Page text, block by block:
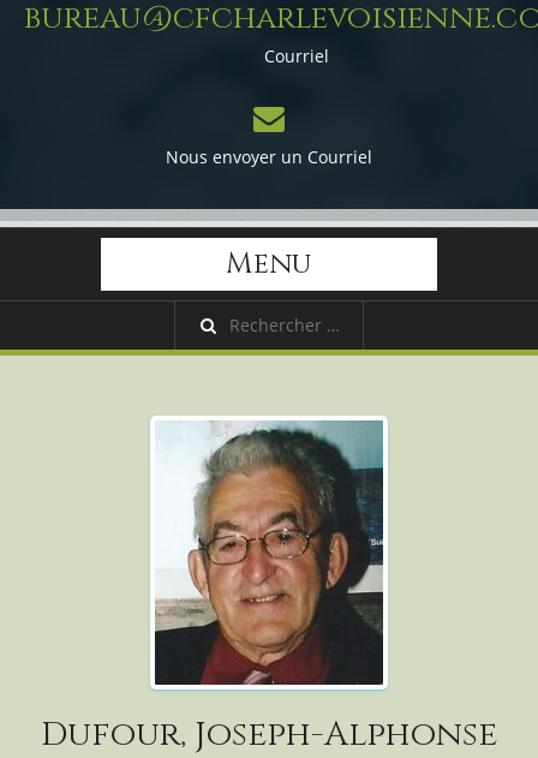
Courriel
Nous envoyer un Courriel
Menu
Dufour, Joseph-Alphonse